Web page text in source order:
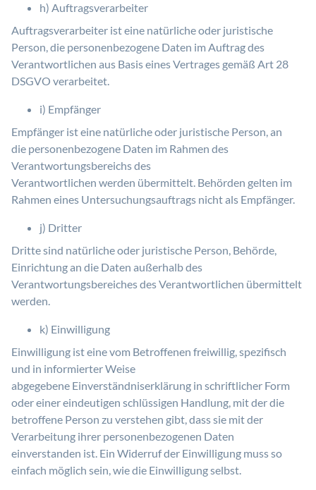
h) Auftragsverarbeiter
Auftragsverarbeiter ist eine natürliche oder juristische
Person, die personenbezogene Daten im Auftrag des
Verantwortlichen aus Basis eines Vertrages gemäß Art 28
DSGVO verarbeitet.
i) Empfänger
Empfänger ist eine natürliche oder juristische Person, an
die personenbezogene Daten im Rahmen des
Verantwortungsbereichs des
Verantwortlichen werden übermittelt. Behörden gelten im
Rahmen eines Untersuchungsauftrags nicht als Empfänger.
j) Dritter
Dritte sind natürliche oder juristische Person, Behörde,
Einrichtung an die Daten außerhalb des
Verantwortungsbereiches des Verantwortlichen übermittelt
werden.
k) Einwilligung
Einwilligung ist eine vom Betroffenen freiwillig, spezifisch
und in informierter Weise
abgegebene Einverständniserklärung in schriftlicher Form
oder einer eindeutigen schlüssigen Handlung, mit der die
betroffene Person zu verstehen gibt, dass sie mit der
Verarbeitung ihrer personenbezogenen Daten
einverstanden ist. Ein Widerruf der Einwilligung muss so
einfach möglich sein, wie die Einwilligung selbst.